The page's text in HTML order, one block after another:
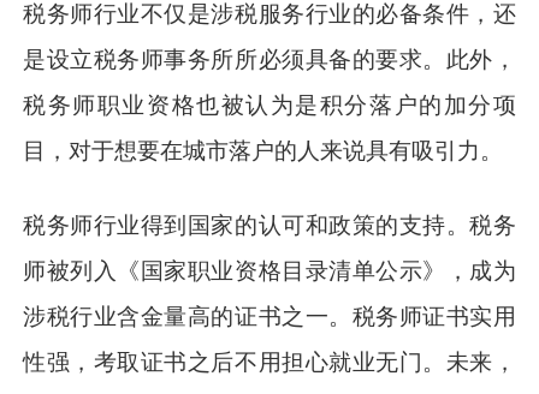
税务师行业不仅是涉税服务行业的必备条件，还
是设立税务师事务所所必须具备的要求。此外，
税务师职业资格也被认为是积分落户的加分项
目，对于想要在城市落户的人来说具有吸引力。
税务师行业得到国家的认可和政策的支持。税务
师被列入《国家职业资格目录清单公示》，成为
涉税行业含金量高的证书之一。税务师证书实用
性强，考取证书之后不用担心就业无门。未来，